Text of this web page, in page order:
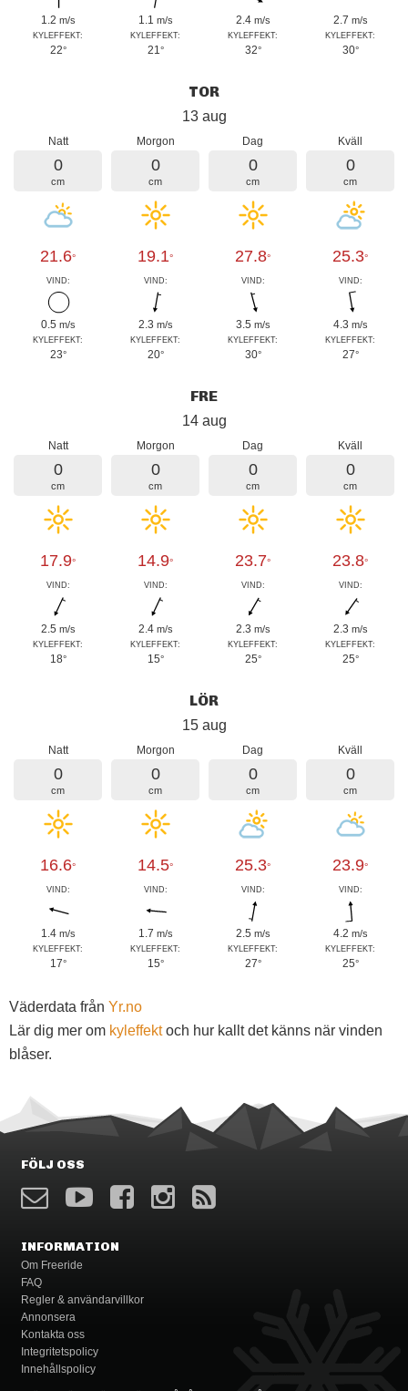
1.2 m/s
KYLEFFEKT:
22°
1.1 m/s
KYLEFFEKT:
21°
2.4 m/s
KYLEFFEKT:
32°
2.7 m/s
KYLEFFEKT:
30°
TOR
13 aug
Natt
0
cm
21.6°
VIND:
0.5 m/s
KYLEFFEKT:
23°
Morgon
0
cm
19.1°
VIND:
2.3 m/s
KYLEFFEKT:
20°
Dag
0
cm
27.8°
VIND:
3.5 m/s
KYLEFFEKT:
30°
Kväll
0
cm
25.3°
VIND:
4.3 m/s
KYLEFFEKT:
27°
FRE
14 aug
Natt
0
cm
17.9°
VIND:
2.5 m/s
KYLEFFEKT:
18°
Morgon
0
cm
14.9°
VIND:
2.4 m/s
KYLEFFEKT:
15°
Dag
0
cm
23.7°
VIND:
2.3 m/s
KYLEFFEKT:
25°
Kväll
0
cm
23.8°
VIND:
2.3 m/s
KYLEFFEKT:
25°
LÖR
15 aug
Natt
0
cm
16.6°
VIND:
1.4 m/s
KYLEFFEKT:
17°
Morgon
0
cm
14.5°
VIND:
1.7 m/s
KYLEFFEKT:
15°
Dag
0
cm
25.3°
VIND:
2.5 m/s
KYLEFFEKT:
27°
Kväll
0
cm
23.9°
VIND:
4.2 m/s
KYLEFFEKT:
25°
Väderdata från Yr.no
Lär dig mer om kyleffektoch hur kallt det känns när vinden
blåser.
FÖLJ OSS
INFORMATION
Om Freeride
FAQ
Regler & användarvillkor
Annonsera
Kontakta oss
Integritetspolicy
Innehållspolicy